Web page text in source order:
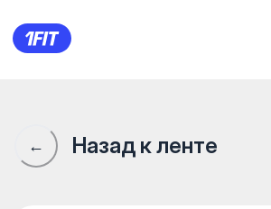
Сообщество 1Fit · 1Fit
← Назад к ленте